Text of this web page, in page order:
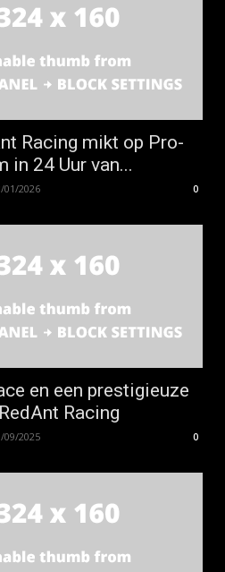
Racing mikt op Pro-
in 24 Uur van...
01/2026 0
en een prestigieuze
Racing
09/2025 0